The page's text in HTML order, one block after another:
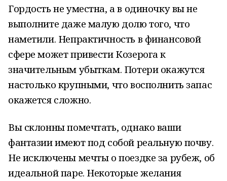
Гордость не уместна, а в одиночку вы не
выполните даже малую долю того, что
наметили. Непрактичность в финансовой
сфере может привести Козерога к
значительным убыткам. Потери окажутся
настолько крупными, что восполнить запас
окажется сложно.
Вы склонны помечтать, однако ваши
фантазии имеют под собой реальную почву.
Не исключены мечты о поездке за рубеж, об
идеальной паре. Некоторые желания